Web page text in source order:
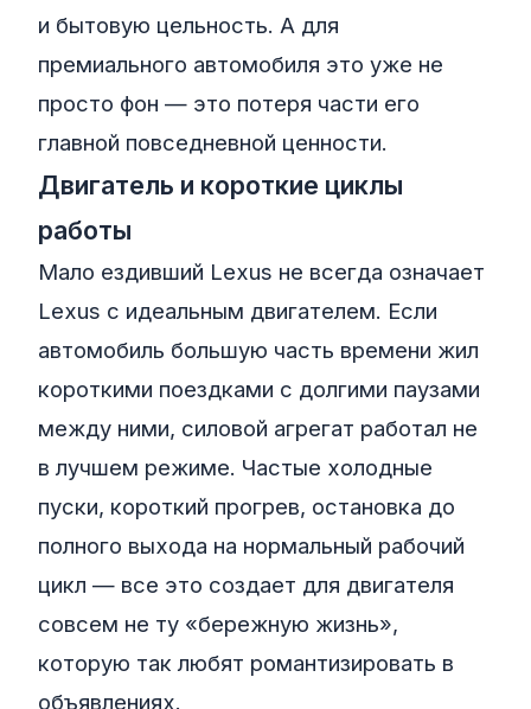
и бытовую цельность. А для
премиального автомобиля это уже не
просто фон — это потеря части его
главной повседневной ценности.
Двигатель и короткие циклы
работы
Мало ездивший Lexus не всегда означает
Lexus с идеальным двигателем. Если
автомобиль большую часть времени жил
короткими поездками с долгими паузами
между ними, силовой агрегат работал не
в лучшем режиме. Частые холодные
пуски, короткий прогрев, остановка до
полного выхода на нормальный рабочий
цикл — все это создает для двигателя
совсем не ту «бережную жизнь»,
которую так любят романтизировать в
объявлениях.